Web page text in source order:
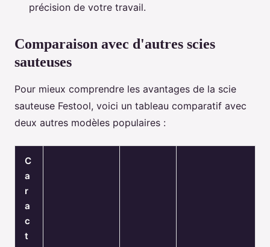
précision de votre travail.
Comparaison avec d'autres scies
sauteuses
Pour mieux comprendre les avantages de la scie
sauteuse Festool, voici un tableau comparatif avec
deux autres modèles populaires :
C
a
r
a
c
t